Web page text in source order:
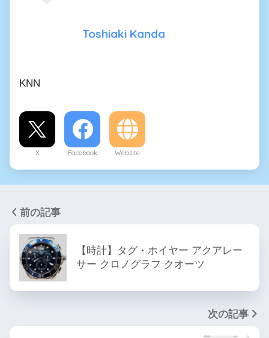
Toshiaki Kanda
KNN
X Facebook Website
前の記事
【時計】タグ・ホイヤー アクアレー
サー クロノグラフ クオーツ
次の記事